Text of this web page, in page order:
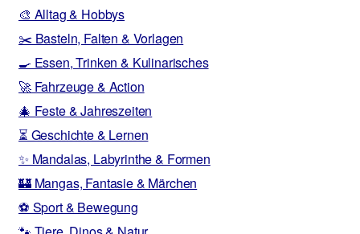
🎨 Alltag & Hobbys
✂️ Basteln, Falten & Vorlagen
🍳 Essen, Trinken & Kulinarisches
🚀 Fahrzeuge & Action
🎄 Feste & Jahreszeiten
⏳ Geschichte & Lernen
✨ Mandalas, Labyrinthe & Formen
🏰 Mangas, Fantasie & Märchen
⚽ Sport & Bewegung